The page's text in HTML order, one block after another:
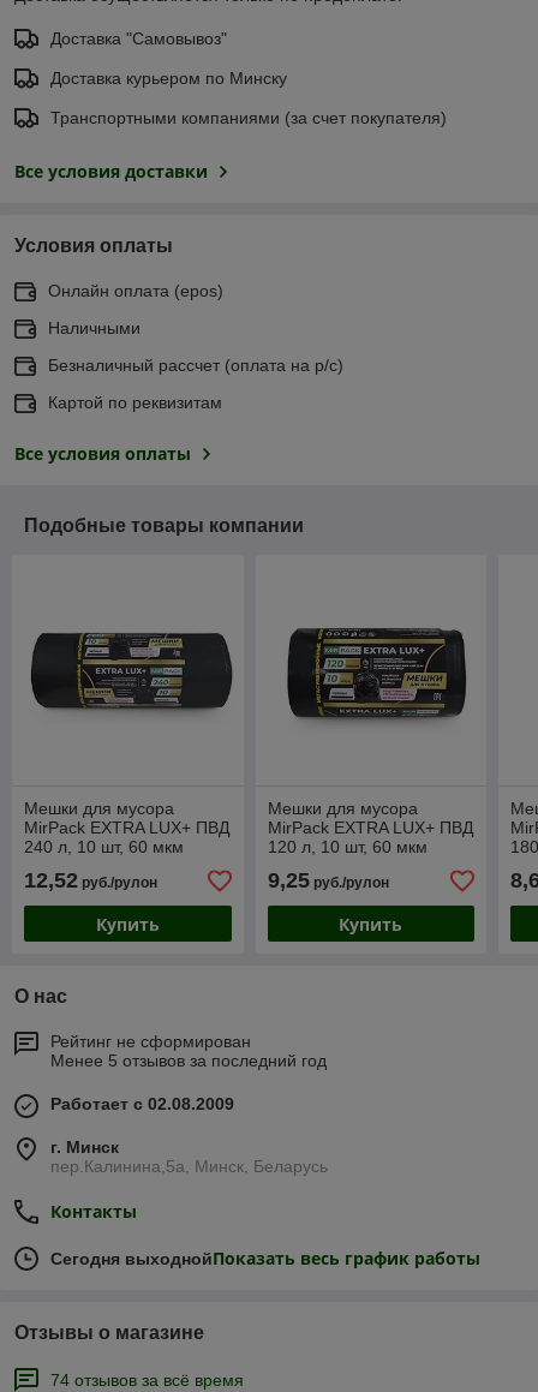
Доставка "Самовывоз"
Доставка курьером по Минску
Транспортными компаниями (за счет покупателя)
Все условия доставки
Условия оплаты
Онлайн оплата (еpos)
Наличными
Безналичный рассчет (оплата на р/с)
Картой по реквизитам
Все условия оплаты
Подобные товары компании
Мешки для мусора
MirPack EXTRA LUX+ ПВД
240 л, 10 шт, 60 мкм
12,52 руб./рулон
Купить
Мешки для мусора
MirPack EXTRA LUX+ ПВД
120 л, 10 шт, 60 мкм
9,25руб./рулон
Купить
О нас
Рейтинг не сформирован
Менее 5 отзывов за последний год
Работает с 02.08.2009
г. Минск
пер.Калинина,5а, Минск, Беларусь
Контакты
Сегодня выходнойПоказать весь график работы
Отзывы о магазине
74 отзывов за всё время